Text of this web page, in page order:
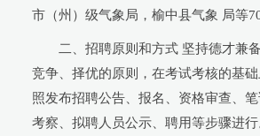
市（州）级气象局，榆中县气象 局等
二、招聘原则和方式 坚持德才兼
竞争、择优的原则，在考试考核的基
照发布招聘公告、报名、资格审查、笔
考察、拟聘人员公示、聘用等步骤进